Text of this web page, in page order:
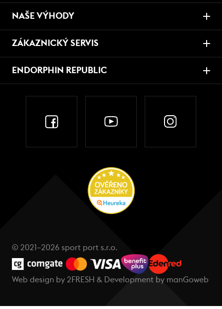
NAŠE VÝHODY
ZÁKAZNICKÝ SERVIS
ENDORPHIN REPUBLIC
© 2021–2026 sport port s.r.o.
Web design by 2FRESH & Development by manGoweb